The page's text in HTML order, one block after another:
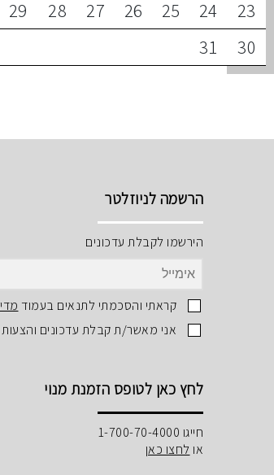
23
24
25
26
27
28
29
30
31
הרשמה לניוזלטר
הירשמו לקבלת עדכונים
קראתי והסכמתי לתנאים בעמוד
אני מאשר/ת קבלת עדכונים
לחץ כאן לטופס הזמנת מנוי
חייגו 1-700-70-4000
או לחצו כאן